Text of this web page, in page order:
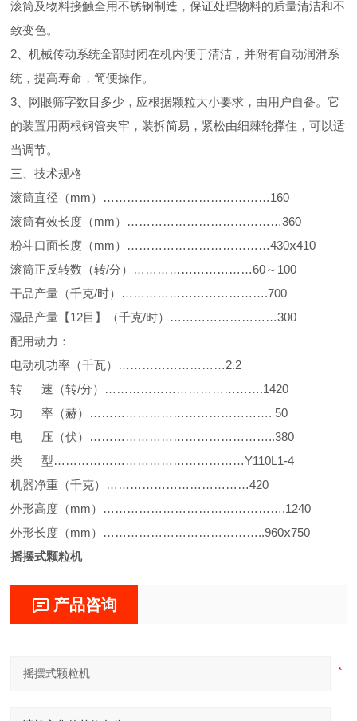
滚筒及物料接触全用不锈钢制造，保证处理物料的质量清洁和不
致变色。
2、机械传动系统全部封闭在机内便于清洁，并附有自动润滑系
统，提高寿命，简便操作。
3、网眼筛字数目多少，应根据颗粒大小要求，由用户自备。它
的装置用两根钢管夹牢，装拆简易，紧松由细棘轮撑住，可以适
当调节。
三、技术规格
滚筒直径（mm）……………………………………160
滚筒有效长度（mm）…………………………………360
粉斗口面长度（mm）………………………………430ⅹ410
滚筒正反转数（转/分）…………………………60～100
干品产量（千克/时）……………………………….700
湿品产量【12目】（千克/时）………………………300
配用动力：
电动机功率（千瓦）………………………2.2
转 速（转/分）………………………………….1420
功 率（赫）………………………………………. 50
电 压（伏）………………………………………..380
类 型…………………………………………Y110L1-4
机器净重（千克）………………………………420
外形高度（mm）……………………………………….1240
外形长度（mm）…………………………………..960ⅹ750
摇摆式颗粒机
产品咨询